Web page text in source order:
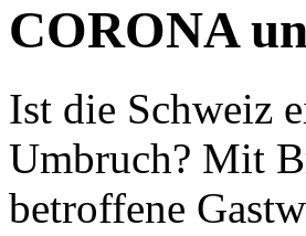
CORONA
Ist die Schweiz
Umbruch? Mit
betroffene